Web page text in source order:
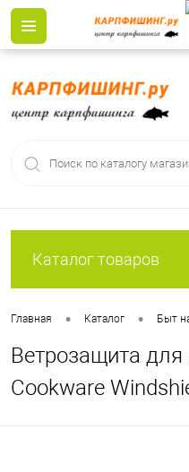
Каталог товаров
Главная • Каталог • Быт
Ветрозащита для
Cookware